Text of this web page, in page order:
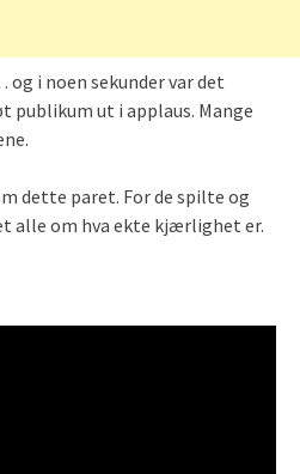
i noen sekunder var det
ut i applaus. Mange
dette paret. For de spilte og
alle om hva ekte kjærlighet er.